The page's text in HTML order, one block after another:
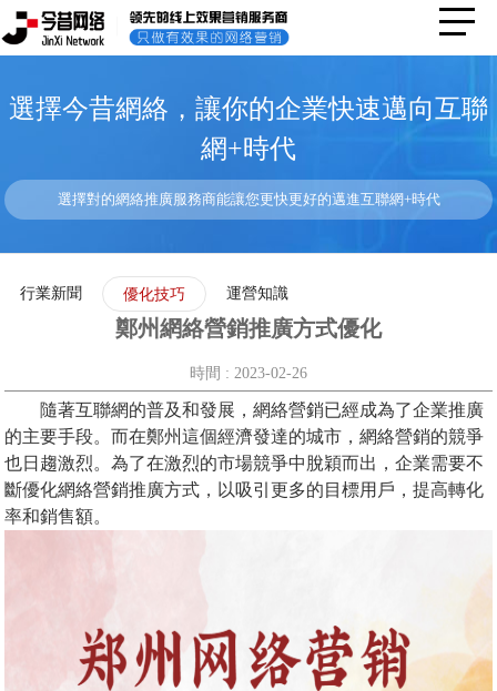
選擇今昔網絡，讓你的企業快速邁向互聯
網+時代
選擇對的網絡推廣服務商能讓您更快更好的邁進互聯網+時代
行業新聞 優化技巧 運營知識
鄭州網絡營銷推廣方式優化
時間 : 2023-02-26
隨著互聯網的普及和發展，網絡營銷已經成為了企業推廣
的主要手段。而在鄭州這個經濟發達的城市，網絡營銷的競爭
也日趨激烈。為了在激烈的市場競爭中脫穎而出，企業需要不
斷優化網絡營銷推廣方式，以吸引更多的目標用戶，提高轉化
率和銷售額。